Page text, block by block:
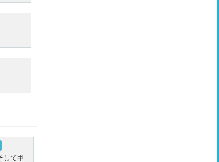
して甲